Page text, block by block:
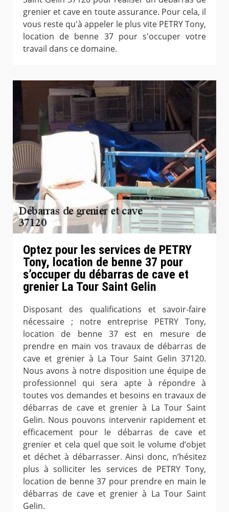
grenier et cave en toute assurance. Pour cela, il
vous reste qu'à appeler le plus vite PETRY Tony,
location de benne 37 pour s'occuper votre
travail dans ce domaine.
Optez pour les services de PETRY
Tony, location de benne 37 pour
s’occuper du débarras de cave et
grenier La Tour Saint Gelin
Disposant des qualifications et savoir-faire
nécessaire ; notre entreprise PETRY Tony,
location de benne 37 est en mesure de
prendre en main vos travaux de débarras de
cave et grenier à La Tour Saint Gelin 37120.
Nous avons à notre disposition une équipe de
professionnel qui sera apte à répondre à
toutes vos demandes et besoins en travaux de
débarras de cave et grenier à La Tour Saint
Gelin. Nous pouvons intervenir rapidement et
efficacement pour le débarras de cave et
grenier et cela quel que soit le volume d’objet
et déchet à débarrasser. Ainsi donc, n’hésitez
plus à solliciter les services de PETRY Tony,
location de benne 37 pour prendre en main le
débarras de cave et grenier à La Tour Saint
Gelin.